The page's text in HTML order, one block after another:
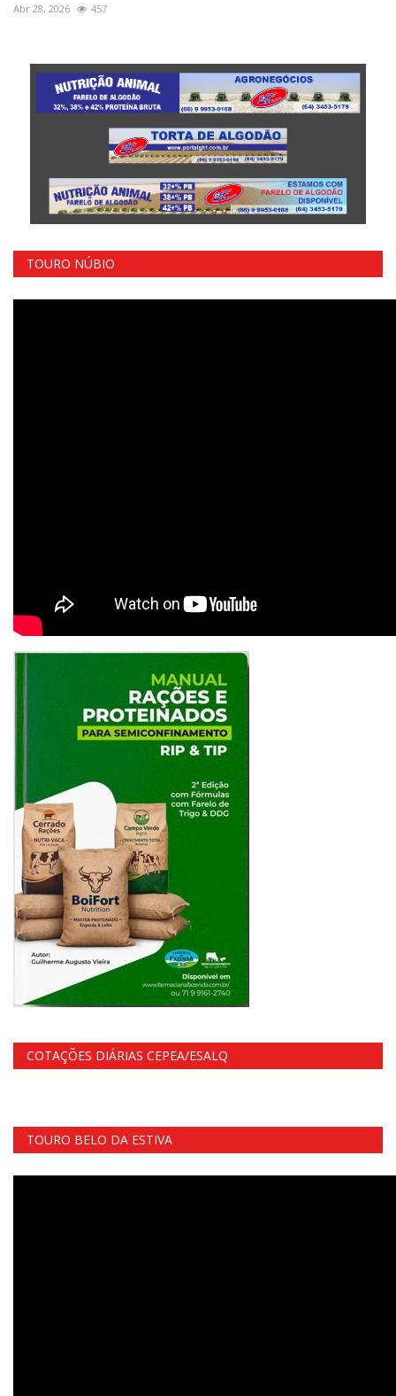
Abr 28, 2026 457
TOURO NÚBIO
COTAÇÕES DIÁRIAS CEPEA/ESALQ
TOURO BELO DA ESTIVA